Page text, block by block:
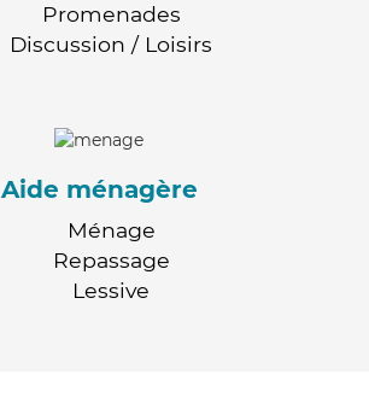
Promenades
Discussion / Loisirs
Aide ménagère
Ménage
Repassage
Lessive